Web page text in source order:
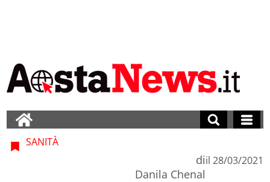
SANITÀ
di
Danila Chenal
il 28/03/2021